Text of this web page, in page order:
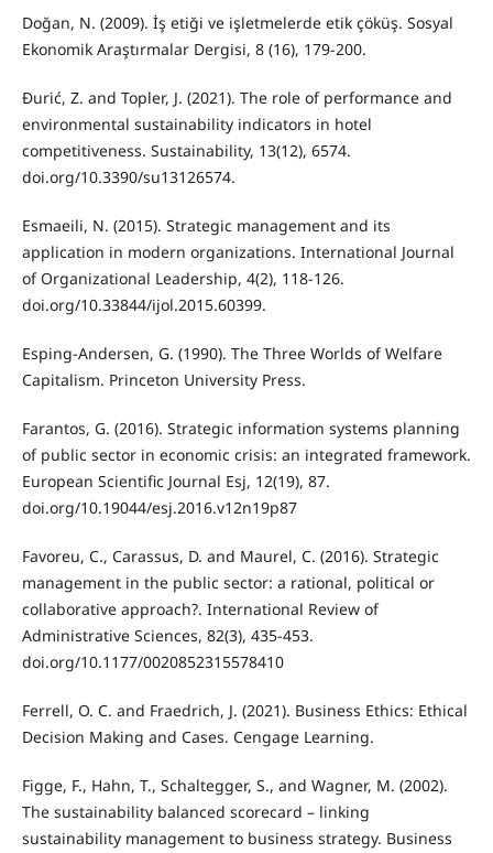
Doğan, N. (2009). İş etiği ve işletmelerde etik çöküş. Sosyal
Ekonomik Araştırmalar Dergisi, 8 (16), 179-200.
Đurić, Z. and Topler, J. (2021). The role of performance and
environmental sustainability indicators in hotel
competitiveness. Sustainability, 13(12), 6574.
doi.org/10.3390/su13126574.
Esmaeili, N. (2015). Strategic management and its
application in modern organizations. International Journal
of Organizational Leadership, 4(2), 118-126.
doi.org/10.33844/ijol.2015.60399.
Esping-Andersen, G. (1990). The Three Worlds of Welfare
Capitalism. Princeton University Press.
Farantos, G. (2016). Strategic information systems planning
of public sector in economic crisis: an integrated framework.
European Scientific Journal Esj, 12(19), 87.
doi.org/10.19044/esj.2016.v12n19p87
Favoreu, C., Carassus, D. and Maurel, C. (2016). Strategic
management in the public sector: a rational, political or
collaborative approach?. International Review of
Administrative Sciences, 82(3), 435-453.
doi.org/10.1177/0020852315578410
Ferrell, O. C. and Fraedrich, J. (2021). Business Ethics: Ethical
Decision Making and Cases. Cengage Learning.
Figge, F., Hahn, T., Schaltegger, S., and Wagner, M. (2002).
The sustainability balanced scorecard – linking
sustainability management to business strategy. Business